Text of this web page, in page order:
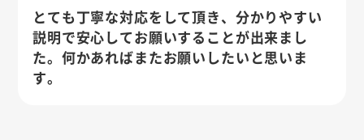
とても丁寧な対応をして頂き、分かりやすい
説明で安心してお願いすることが出来まし
た。何かあればまたお願いしたいと思いま
す。